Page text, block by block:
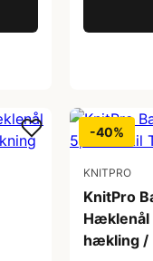
-40%
KNITPRO
KnitPro
Hæklenål
hækling /